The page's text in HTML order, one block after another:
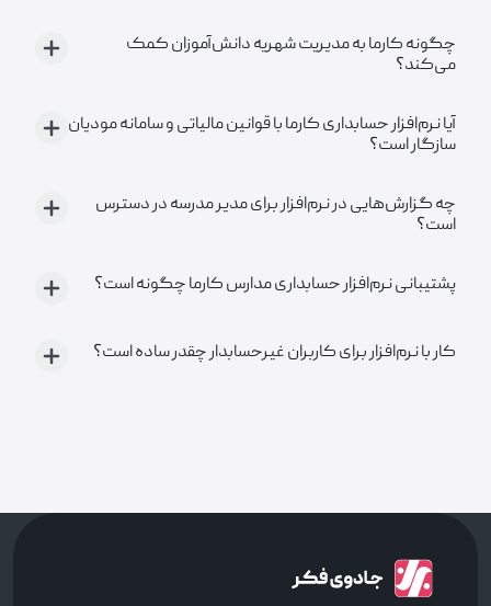
چگونه کارما به مدیریت شهریه دانش‌آموزان کمک
می‌کند؟
آیا نرم‌افزار حسابداری کارما با قوانین مالیاتی و سامانه مودیان
سازگار است؟
چه گزارش‌هایی در نرم‌افزار برای مدیر مدرسه در دسترس
است؟
پشتیبانی نرم‌افزار حسابداری مدارس کارما چگونه است؟
کار با نرم‌افزار برای کاربران غیرحسابدار چقدر ساده است؟